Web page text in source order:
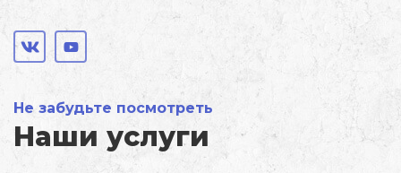
Не забудьте посмотреть
Наши услуги